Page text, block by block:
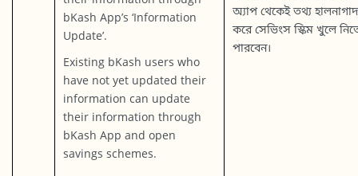
bKash App’s ‘Information
Update’.
Existing bKash users who
have not yet updated their
information can update
their information through
bKash App and open
savings schemes.
অ্যাপ থেকেই তথ্য হালনাগাদ
করে সেভিংস স্কিম খুলে
পারবেন।